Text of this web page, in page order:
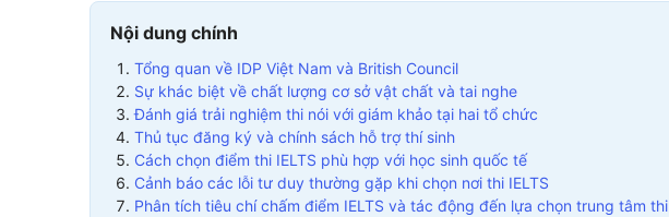
Nội dung chính
Tổng quan về IDP Việt Nam và British Council
Sự khác biệt về chất lượng cơ sở vật chất và tai nghe
Đánh giá trải nghiệm thi nói với giám khảo tại hai tổ chức
Thủ tục đăng ký và chính sách hỗ trợ thí sinh
Cách chọn điểm thi IELTS phù hợp với học sinh quốc tế
Cảnh báo các lỗi tư duy thường gặp khi chọn nơi thi IELTS
Phân tích tiêu chí chấm điểm IELTS và tác động đến lựa chọn trung tâm thi